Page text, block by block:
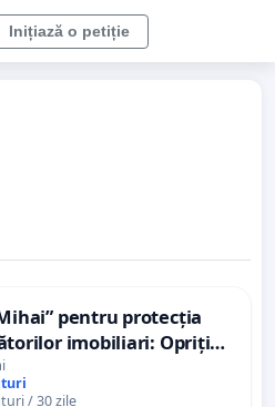
Inițiază o petiție
pentru protecția
imobiliari: Opriți
dezvoltatorilor!
/ 30 zile